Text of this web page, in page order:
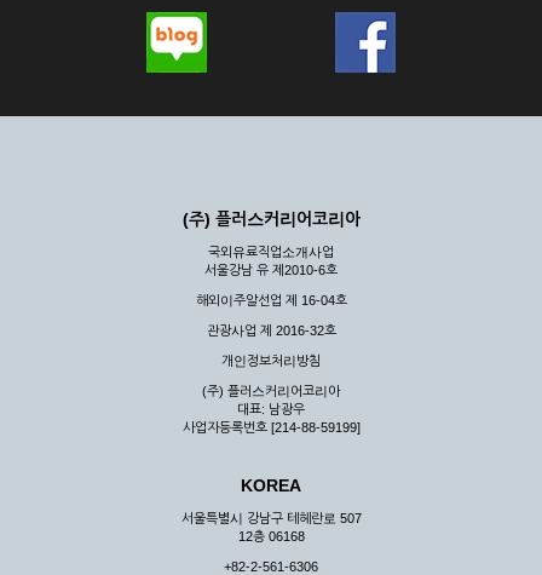
여 배상하지 않습니다.
제3장 권리 및 의무
공할 수 있도록 최선의 노력을 다하여야 합니다.
게 누설, 배포하여서는 안됩니다. 다만, 관계법령에 의하여 국가
기관 등의 합법적인 요구가 있는 경우에는 해당 되지 않습니다.
③ 회사는 이용자로부터 제기되는 의견이나 불만이 정당하다고
인정할 경우에는 즉시 처리하여야 하며, 즉시 처리가 곤란한 경
우 그 처리를 위해 노력해야 합니다.
제7조 (회원의 의무)
① 회원은 ID와 비밀 번호에 관한 모든 관리의 책임이 있으며
② 회원은 이용신청서의 기재내용 중 변경된 내용이 있는 경우
서비스를 통하여 그 내용을 회사에 통지하여야 합니다.
③ 다른 회원의 ID와 비밀번호를 부당하게 사용하는 행위를
(주) 플러스커리어코리아
국외유료직업소개사업
서울강남 유 제2010-6호
해외이주알선업 제 16-04호
관광사업 제 2016-32호
개인정보처리방침
(주) 플러스커리어코리아
대표: 남광우
사업자등록번호 [214-88-59199]
KOREA
서울특별시 강남구 테헤란로 507
12층 06168
+82-2-561-6306